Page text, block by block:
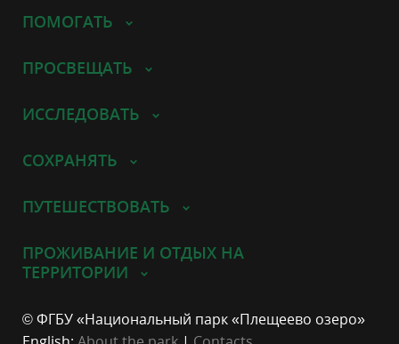
ПОМОГАТЬ
ПРОСВЕЩАТЬ
ИССЛЕДОВАТЬ
СОХРАНЯТЬ
ПУТЕШЕСТВОВАТЬ
ПРОЖИВАНИЕ И ОТДЫХ НА
ТЕРРИТОРИИ
© ФГБУ «Национальный парк «Плещеево озеро»